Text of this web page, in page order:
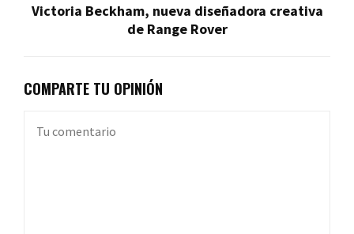
Victoria Beckham, nueva diseñadora creativa
de Range Rover
COMPARTE TU OPINIÓN